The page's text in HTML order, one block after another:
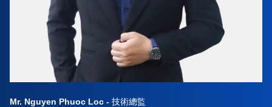
Mr. Nguyen Phuoc Loc - 技術總監